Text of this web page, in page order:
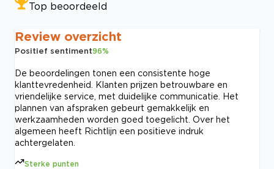
Top beoordeeld
Review overzicht
Positief sentiment96%
De beoordelingen tonen een consistente hoge
klanttevredenheid. Klanten prijzen betrouwbare en
vriendelijke service, met duidelijke communicatie. Het
plannen van afspraken gebeurt gemakkelijk en
werkzaamheden worden goed toegelicht. Over het
algemeen heeft Richtlijn een positieve indruk
achtergelaten.
Sterke punten